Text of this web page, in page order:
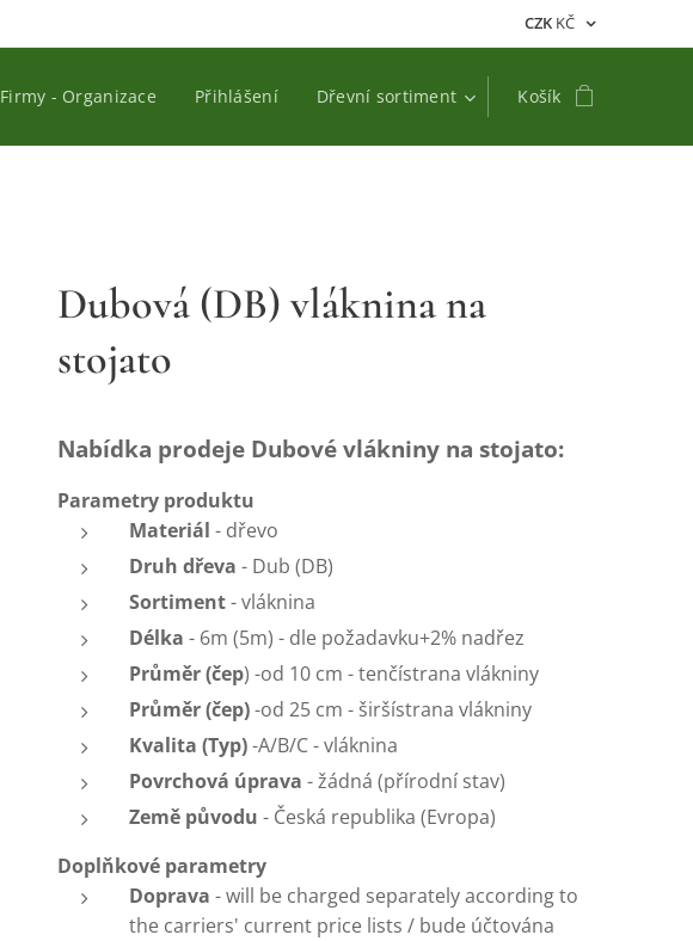
CZK KČ
Firmy - Organizace Přihlášení Dřevní sortiment Košík
Dubová (DB) vláknina na
stojato
Nabídka prodeje Dubové vlákniny na stojato:
Parametry produktu
Materiál - dřevo
Druh dřeva - Dub (DB)
Sortiment- vláknina
Délka - 6m (5m) - dle požadavku+2% nadřez
Průměr (čep) -od 10 cm - tenčístrana vlákniny
Průměr (čep)-od 25 cm - širšístrana vlákniny
Kvalita (Typ)-A/B/C - vláknina
Povrchová úprava - žádná (přírodní stav)
Země původu - Česká republika (Evropa)
Doplňkové parametry
Doprava - will be charged separately according to
the carriers' current price lists / bude účtována